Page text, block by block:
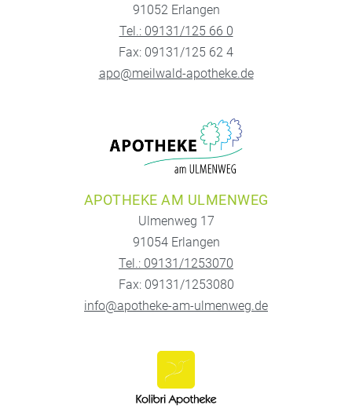
91052 Erlangen
Tel.: 09131/125 66 0
Fax: 09131/125 62 4
apo@meilwald-apotheke.de
APOTHEKE AM ULMENWEG
Ulmenweg 17
91054 Erlangen
Tel.: 09131/1253070
Fax: 09131/1253080
info@apotheke-am-ulmenweg.de